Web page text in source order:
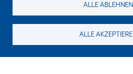
ALLE ABLEHNEN
ALLE